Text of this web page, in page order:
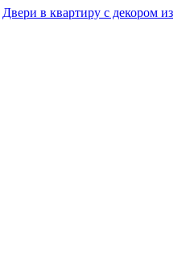
Двери в квартиру с декором из